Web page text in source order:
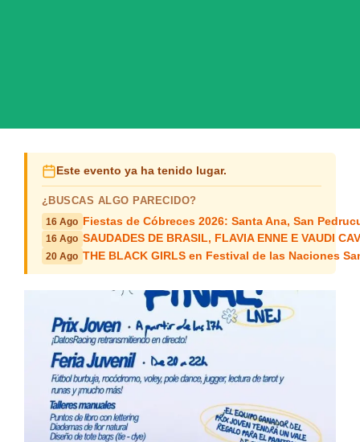
Este evento ya ha tenido lugar.
¿BUSCAS ALGO PARECIDO?
16 Ago Fiestas de Cóbreces 2026: Santa Ana, San
16 Ago SAUDADES DE BRASIL, FLAVIA ENNE E VAUDI
20 Ago THE BLACK GIRLS en Festival de las Naciones